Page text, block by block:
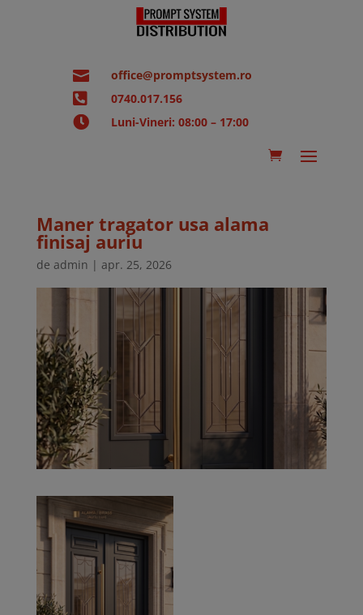
 office@promptsystem.ro
 0740.017.156
 Luni-Vineri: 08:00 – 17:00
Maner tragator usa alama
finisaj auriu
de admin | apr. 25, 2026